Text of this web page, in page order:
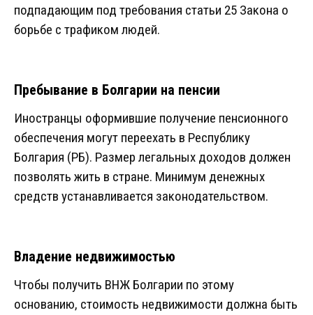
подпадающим под требования статьи 25 Закона о
борьбе с трафиком людей.
Пребывание в Болгарии на пенсии
Иностранцы оформившие получение пенсионного
обеспечения могут переехать в Республику
Болгария (РБ). Размер легальных доходов должен
позволять жить в стране. Минимум денежных
средств устанавливается законодательством.
Владение недвижимостью
Чтобы получить ВНЖ Болгарии по этому
основанию, стоимость недвижимости должна быть